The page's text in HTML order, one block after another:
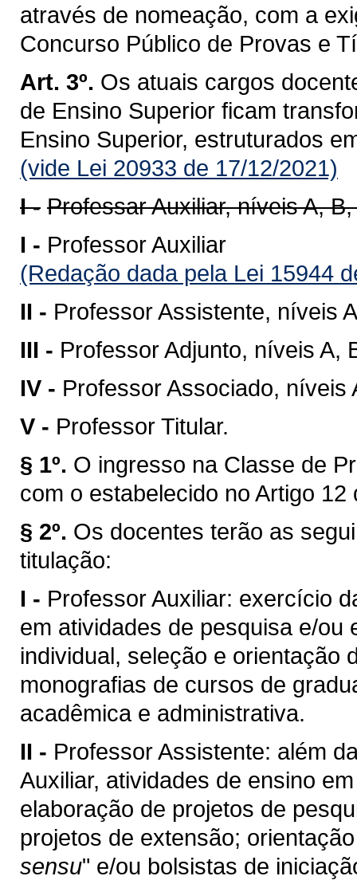
através de nomeação, com a
Concurso Público de Provas e
Art. 3º. Os atuais cargos
de Ensino Superior ficam
Ensino Superior, estruturados
(vide Lei 20933 de 17/12/2021)
I - Professar Auxiliar, níveis A,
I - Professor Auxiliar
(Redação dada pela Lei 15944
II - Professor Assistente, níveis
III - Professor Adjunto, níveis A,
IV - Professor Associado, níveis
V - Professor Titular.
§ 1º. O ingresso na Classe de
com o estabelecido no Artigo 12
§ 2º. Os docentes terão as
titulação:
I - Professor Auxiliar: exercício
em atividades de pesquisa e/
individual, seleção e orientação
monografias de cursos de
acadêmica e administrativa.
II - Professor Assistente: além
Auxiliar, atividades de ensino
elaboração de projetos de
projetos de extensão;
sensu" e/ou bolsistas de